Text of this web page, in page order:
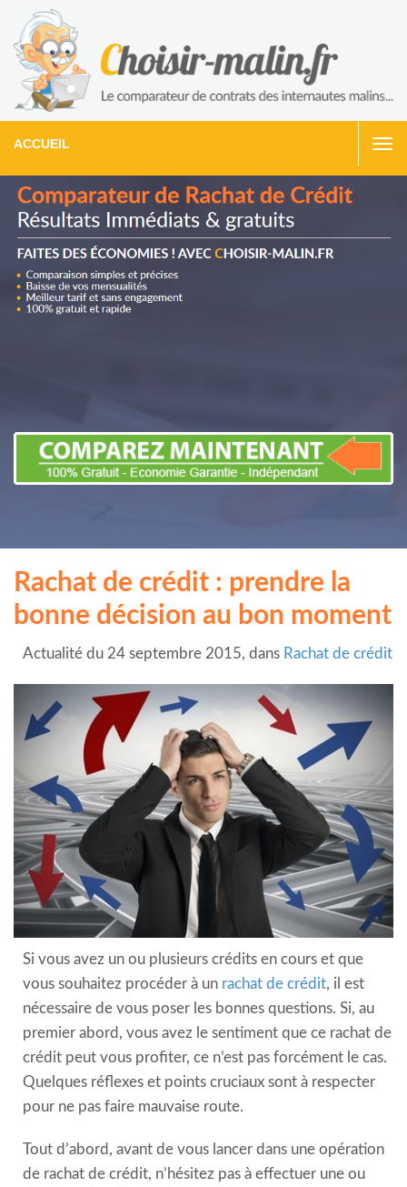
ACCUEIL
Rachat de crédit : prendre la
bonne décision au bon moment
Actualité du 24 septembre 2015, dans Rachat de crédit
Si vous avez un ou plusieurs crédits en cours et que
vous souhaitez procéder à un rachat de crédit, il est
nécessaire de vous poser les bonnes questions. Si, au
premier abord, vous avez le sentiment que ce rachat de
crédit peut vous profiter, ce n’est pas forcément le cas.
Quelques réflexes et points cruciaux sont à respecter
pour ne pas faire mauvaise route.
Tout d’abord, avant de vous lancer dans une opération
de rachat de crédit, n’hésitez pas à effectuer une ou